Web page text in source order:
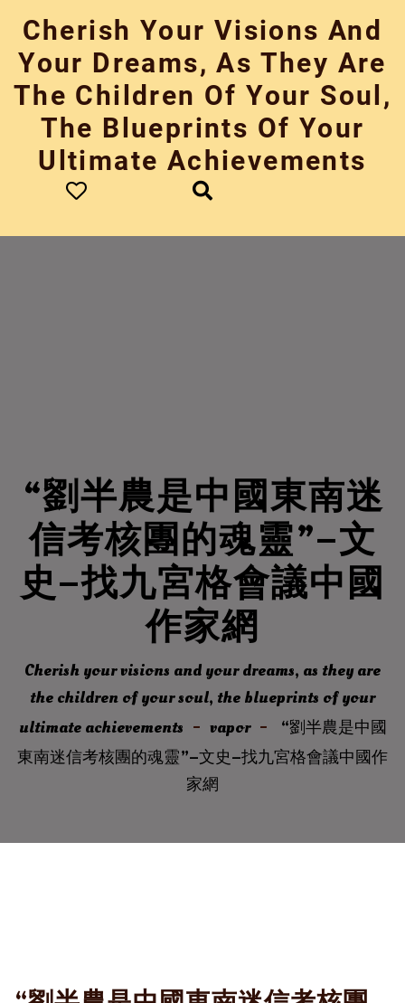
content
Cherish Your Visions And
Your Dreams, As They Are
The Children Of Your Soul,
The Blueprints Of Your
Ultimate Achievements
“劉半農是中國東南迷
信考核團的魂靈”–文
史–找九宮格會議中國
作家網
Cherish your visions and your dreams, as they are
the children of your soul, the blueprints of your
ultimate achievements
vapor
“劉半農是中國
東南迷信考核團的魂靈”–文史–找九宮格會議中國作
家網